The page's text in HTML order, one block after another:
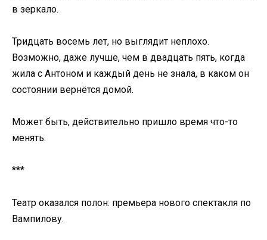
в зеркало.
Тридцать восемь лет, но выглядит неплохо.
Возможно, даже лучше, чем в двадцать пять, когда
жила с Антоном и каждый день не знала, в каком он
состоянии вернётся домой.
Может быть, действительно пришло время что-то
менять.
***
Театр оказался полон: премьера нового спектакля по
Вампилову.